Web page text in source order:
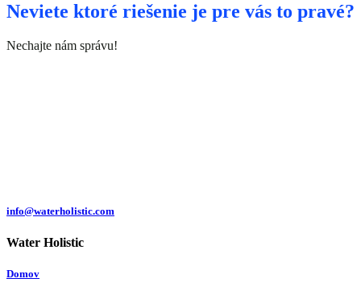
Neviete ktoré riešenie je pre vás to pravé?
Nechajte nám správu!
info@waterholistic.com
Water Holistic
Domov